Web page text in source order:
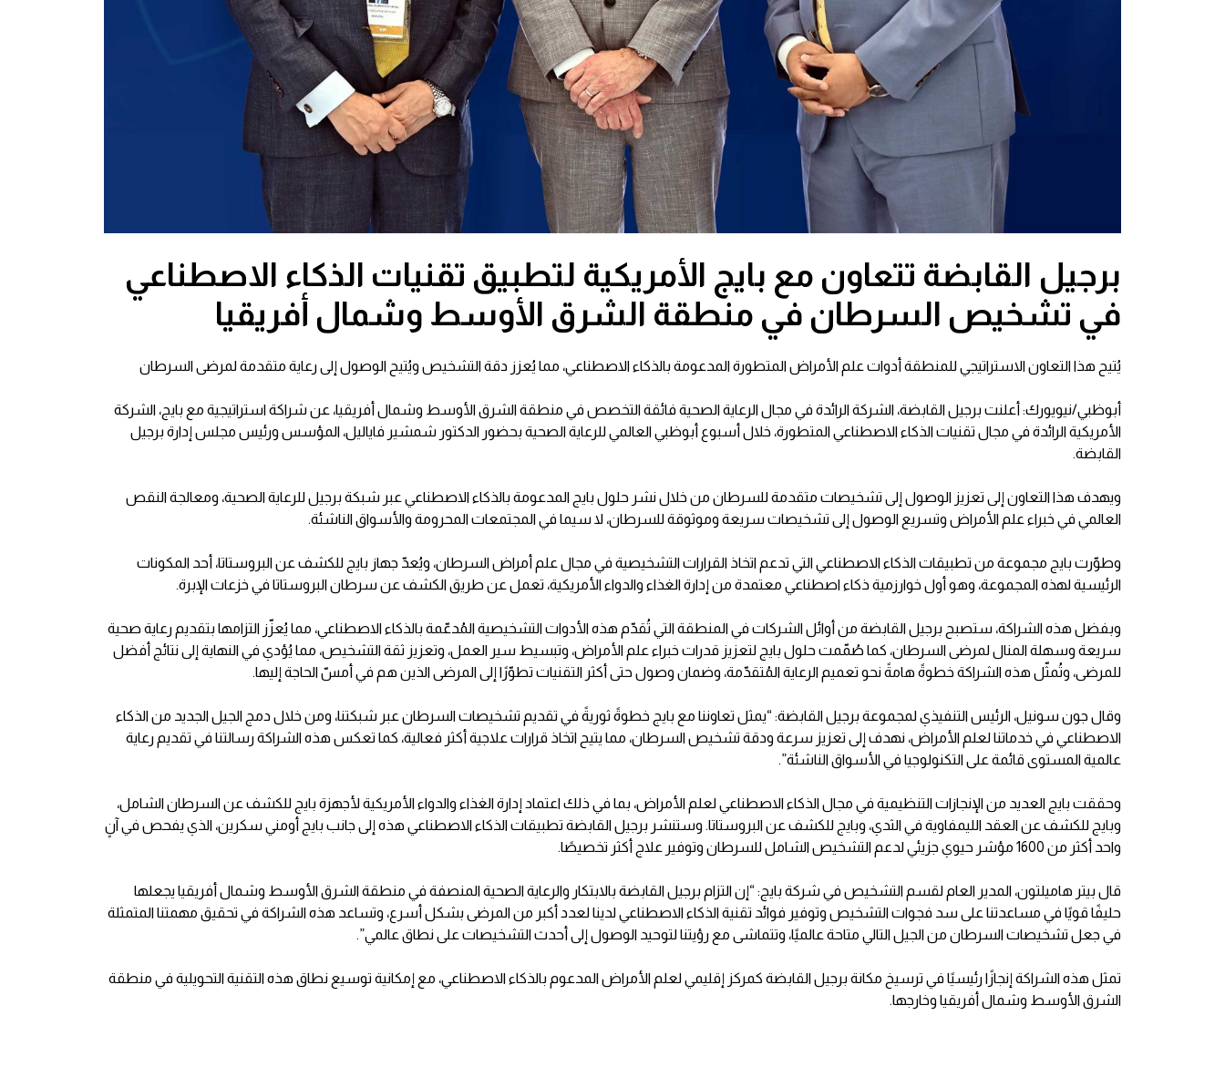
برجيل القابضة تتعاون مع بايج الأمريكية لتطبيق تقنيات الذكاء الاصطناعي
في تشخيص السرطان في منطقة الشرق الأوسط وشمال أفريقيا
يُتيح هذا التعاون الاستراتيجي للمنطقة أدوات علم الأمراض المتطورة المدعومة بالذكاء الاصطناعي، مما يُعزز دقة التشخيص ويُتيح الوصول إلى رعاية متقدمة لمرضى السرطان
أبوظبي/نيويورك: أعلنت برجيل القابضة، الشركة الرائدة في مجال الرعاية الصحية فائقة التخصص في منطقة الشرق الأوسط وشمال أفريقيا، عن شراكة استراتيجية مع بايج، الشركة
الأمريكية الرائدة في مجال تقنيات الذكاء الاصطناعي المتطورة، خلال أسبوع أبوظبي العالمي للرعاية الصحية بحضور الدكتور شمشير فاياليل، المؤسس ورئيس مجلس إدارة برجيل
القابضة.
ويهدف هذا التعاون إلى تعزيز الوصول إلى تشخيصات متقدمة للسرطان من خلال نشر حلول بايج المدعومة بالذكاء الاصطناعي عبر شبكة برجيل للرعاية الصحية، ومعالجة النقص
العالمي في خبراء علم الأمراض وتسريع الوصول إلى تشخيصات سريعة وموثوقة للسرطان، لا سيما في المجتمعات المحرومة والأسواق الناشئة.
وطوّرت بايج مجموعة من تطبيقات الذكاء الاصطناعي التي تدعم اتخاذ القرارات التشخيصية في مجال علم أمراض السرطان، ويُعدّ جهاز بايج للكشف عن البروستاتا، أحد المكونات
الرئيسية لهذه المجموعة، وهو أول خوارزمية ذكاء اصطناعي معتمدة من إدارة الغذاء والدواء الأمريكية، تعمل عن طريق الكشف عن سرطان البروستاتا في خزعات الإبرة.
وبفضل هذه الشراكة، ستصبح برجيل القابضة من أوائل الشركات في المنطقة التي تُقدّم هذه الأدوات التشخيصية المُدعّمة بالذكاء الاصطناعي، مما يُعزّز التزامها بتقديم رعاية صحية
سريعة وسهلة المنال لمرضى السرطان، كما صُمّمت حلول بايج لتعزيز قدرات خبراء علم الأمراض، وتبسيط سير العمل، وتعزيز ثقة التشخيص، مما يُؤدي في النهاية إلى نتائج أفضل
للمرضى، وتُمثّل هذه الشراكة خطوةً هامةً نحو تعميم الرعاية المُتقدّمة، وضمان وصول حتى أكثر التقنيات تطوّرًا إلى المرضى الذين هم في أمسّ الحاجة إليها.
وقال جون سونيل، الرئيس التنفيذي لمجموعة برجيل القابضة: “يمثل تعاوننا مع بايج خطوةً ثوريةً في تقديم تشخيصات السرطان عبر شبكتنا، ومن خلال دمج الجيل الجديد من الذكاء
الاصطناعي في خدماتنا لعلم الأمراض، نهدف إلى تعزيز سرعة ودقة تشخيص السرطان، مما يتيح اتخاذ قرارات علاجية أكثر فعالية، كما تعكس هذه الشراكة رسالتنا في تقديم رعاية
عالمية المستوى قائمة على التكنولوجيا في الأسواق الناشئة”.
وحققت بايج العديد من الإنجازات التنظيمية في مجال الذكاء الاصطناعي لعلم الأمراض، بما في ذلك اعتماد إدارة الغذاء والدواء الأمريكية لأجهزة بايج للكشف عن السرطان الشامل،
وبايج للكشف عن العقد الليمفاوية في الثدي، وبايج للكشف عن البروستاتا. وستنشر برجيل القابضة تطبيقات الذكاء الاصطناعي هذه إلى جانب بايج أومني سكرين، الذي يفحص في آنٍ
واحد أكثر من 1600 مؤشر حيوي جزيئي لدعم التشخيص الشامل للسرطان وتوفير علاج أكثر تخصيصًا.
قال بيتر هاميلتون، المدير العام لقسم التشخيص في شركة بايج: “إن التزام برجيل القابضة بالابتكار والرعاية الصحية المنصفة في منطقة الشرق الأوسط وشمال أفريقيا يجعلها
حليفًا قويًا في مساعدتنا على سد فجوات التشخيص وتوفير فوائد تقنية الذكاء الاصطناعي لدينا لعدد أكبر من المرضى بشكل أسرع، وتساعد هذه الشراكة في تحقيق مهمتنا المتمثلة
في جعل تشخيصات السرطان من الجيل التالي متاحة عالميًا، وتتماشى مع رؤيتنا لتوحيد الوصول إلى أحدث التشخيصات على نطاق عالمي”.
تمثل هذه الشراكة إنجازًا رئيسيًا في ترسيخ مكانة برجيل القابضة كمركز إقليمي لعلم الأمراض المدعوم بالذكاء الاصطناعي، مع إمكانية توسيع نطاق هذه التقنية التحويلية في منطقة
الشرق الأوسط وشمال أفريقيا وخارجها.